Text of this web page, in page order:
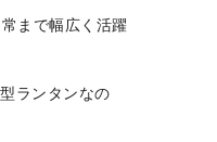
まで幅広く活躍
ランタンなの